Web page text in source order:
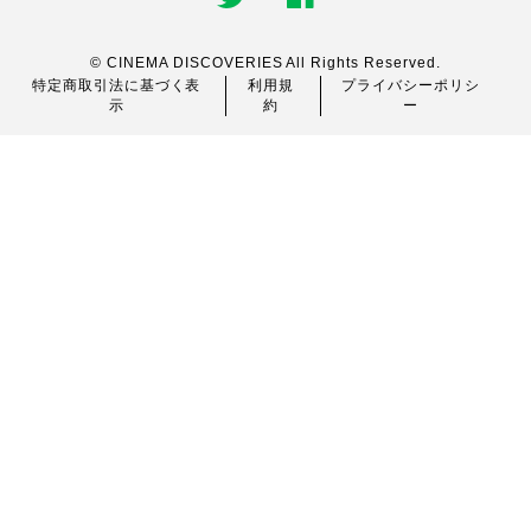
© CINEMA DISCOVERIES All Rights Reserved.
特定商取引法に基づく表
示
利用規
約
プライバシーポリシ
ー